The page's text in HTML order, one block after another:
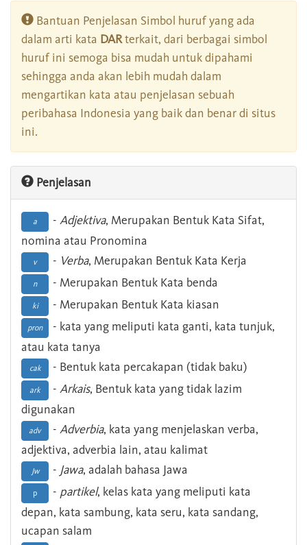
Bantuan Penjelasan Simbol huruf yang ada
dalam arti kata DARterkait, dari berbagai simbol
huruf ini semoga bisa mudah untuk dipahami
sehingga anda akan lebih mudah dalam
mengartikan kata atau penjelasan sebuah
peribahasa Indonesia yang baik dan benar di situs
ini.
Penjelasan
a - Adjektiva, Merupakan Bentuk Kata Sifat,
nomina atau Pronomina
v - Verba, Merupakan Bentuk Kata Kerja
n - Merupakan Bentuk Kata benda
ki - Merupakan Bentuk Kata kiasan
pron
- kata yang meliputi kata ganti, kata tunjuk,
atau kata tanya
cak - Bentuk kata percakapan (tidak baku)
ark - Arkais, Bentuk kata yang tidak lazim
digunakan
adv - Adverbia, kata yang menjelaskan verba,
adjektiva, adverbia lain, atau kalimat
Jw - Jawa, adalah bahasa Jawa
p - partikel, kelas kata yang meliputi kata
depan, kata sambung, kata seru, kata sandang,
ucapan salam